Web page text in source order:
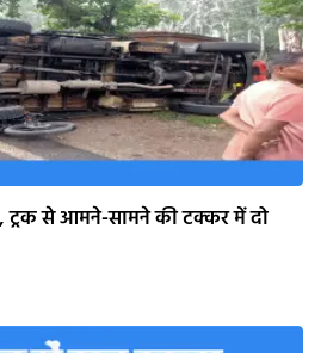
ट्रक से आमने-सामने की टक्कर में दो